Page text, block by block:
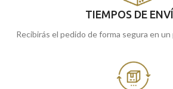
TIEMPOS DE
Recibirás el pedido de forma segura en